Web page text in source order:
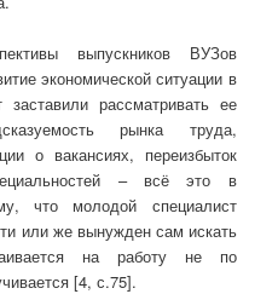
выпускников ВУЗов
экономической ситуации в
рассматривать ее
рынка труда,
о вакансиях, переизбыток
– всё это в
что молодой специалист
или же вынужден сам искать
на работу не по
[4, с.75].